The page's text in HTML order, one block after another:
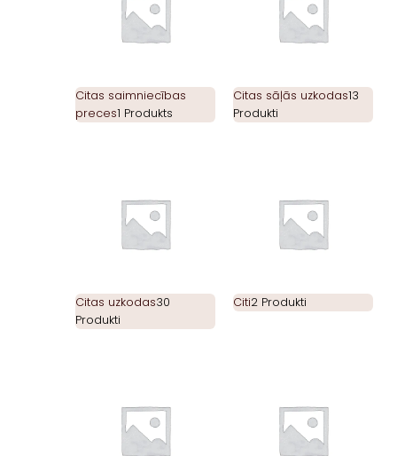
Citas saimniecības
preces1 Produkts
Citas sāļās uzkodas13
Produkti
Citas uzkodas30
Produkti
Citi2 Produkti